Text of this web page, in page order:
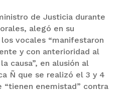
de Justicia durante
alegó en su
vocales “manifestaron
y con anterioridad al
causa”, en alusión al
Ñ que se realizó el 3 y 4
“tienen enemistad” contra